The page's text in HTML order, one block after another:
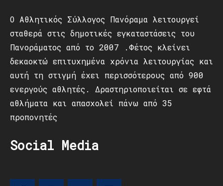
Ο Αθλητικός Σύλλογος Πανόραμα λειτουργεί
σταθερά στις δημοτικές εγκαταστάσεις του
Πανοράματος από το 2007 .Φέτος κλείνει
δεκαοκτώ επιτυχημένα χρόνια λειτουργίας και
αυτή τη στιγμή έχει περισσότερους από 900
ενεργούς αθλητές. Δραστηριοποιείται σε εφτά
αθλήματα και απασχολεί πάνω από 35
προπονητές
Social Media